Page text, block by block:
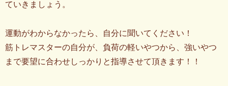
ていきましょう。
運動がわからなかったら、自分に聞いてください！
筋トレマスターの自分が、負荷の軽いやつから、強いやつ
まで要望に合わせしっかりと指導させて頂きます！！